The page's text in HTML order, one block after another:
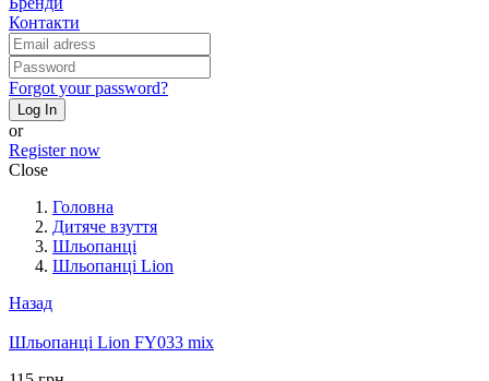
Контакти
Forgot your password?
Log In
or
Register now
Close
Головна
Дитяче взуття
Шльопанці
Шльопанці Lion
Назад
Шльопанці Lion FY033 mix